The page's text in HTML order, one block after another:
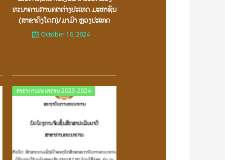
ທະນາຄານການຄເາຕ່າງປະເທດ ມະຫາຊົນ
(ສາຂາດົງໂດກ)/ມາມີາ ຫຼວງປະເທດ
October 16, 2024
ສາຂາການທະນາຄານ 2023-2024
Posted
on